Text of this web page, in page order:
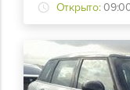
Открыто: